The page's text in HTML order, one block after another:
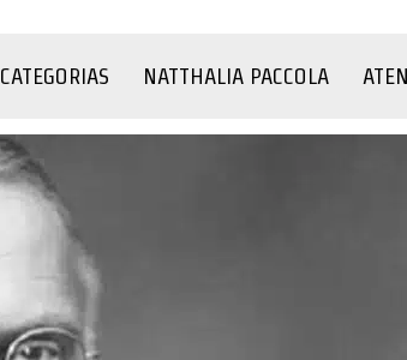
CATEGORIAS NATTHALIA PACCOLA